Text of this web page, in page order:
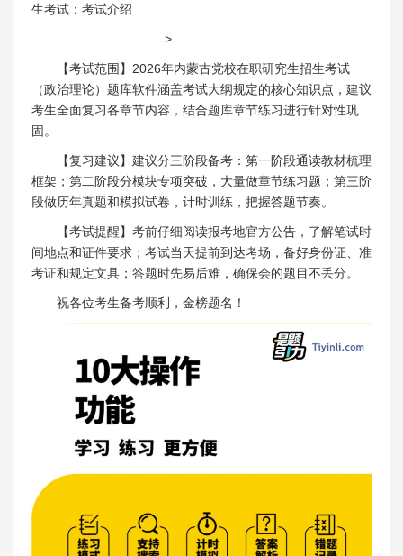
生考试：考试介绍
>
【考试范围】2026年内蒙古党校在职研究生招生考试
（政治理论）题库软件涵盖考试大纲规定的核心知识点，建议
考生全面复习各章节内容，结合题库章节练习进行针对性巩
固。
【复习建议】建议分三阶段备考：第一阶段通读教材梳理
框架；第二阶段分模块专项突破，大量做章节练习题；第三阶
段做历年真题和模拟试卷，计时训练，把握答题节奏。
【考试提醒】考前仔细阅读报考地官方公告，了解笔试时
间地点和证件要求；考试当天提前到达考场，备好身份证、准
考证和规定文具；答题时先易后难，确保会的题目不丢分。
祝各位考生备考顺利，金榜题名！